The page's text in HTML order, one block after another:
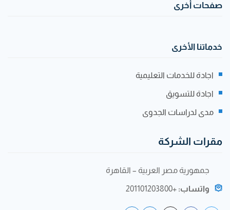
صفحات أخرى
خدماتنا الأخرى
اجادة للخدمات التعليمية
اجادة للتسويق
مدى لدراسات الجدوى
مقرات الشركة
جمهورية مصر العربية – القاهرة
واتساب: +201101203800